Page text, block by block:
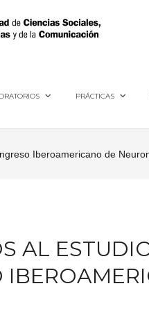
PRÁCTICAS
Iberoamericano de
AL